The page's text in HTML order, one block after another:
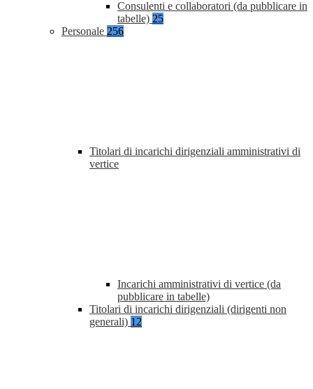
Consulenti e collaboratori (da pubblicare in
tabelle) 25
Personale 256
Titolari di incarichi dirigenziali amministrativi di
vertice
Incarichi amministrativi di vertice (da
pubblicare in tabelle)
Titolari di incarichi dirigenziali (dirigenti non
generali) 12